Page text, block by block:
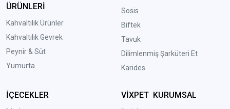
ÜRÜNLERİ
Kahvaltılık Ürünler
Kahvaltılık Gevrek
Peynir & Süt
Yumurta
Sosis
Biftek
Tavuk
Dilimlenmiş Şarküteri Et
Karides
İÇECEKLER VİXPET KURUMSAL